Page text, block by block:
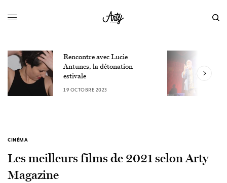
Rencontre avec Lucie
Antunes, la détonation
estivale
19 OCTOBRE 2023
CINÉMA
Les meilleurs films de 2021 selon Arty
Magazine